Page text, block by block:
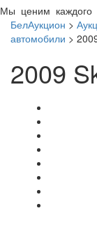
Мы ценим каждого
БелАукцион >
автомобили >
2009